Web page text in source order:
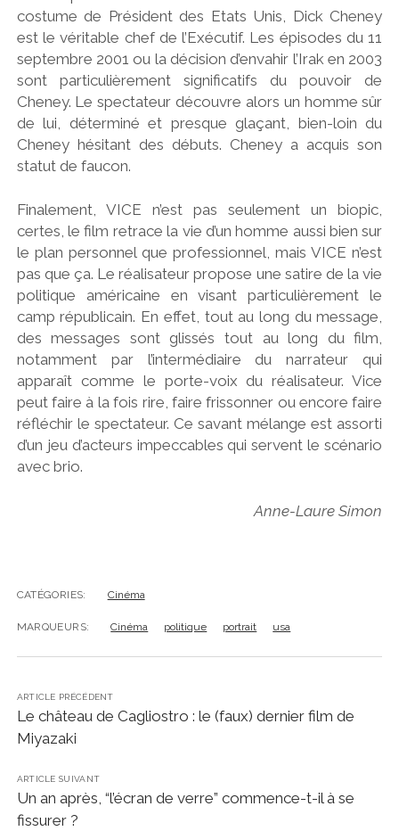
costume de Président des Etats Unis, Dick Cheney
est le véritable chef de l’Exécutif. Les épisodes du 11
septembre 2001 ou la décision d’envahir l’Irak en 2003
sont particulièrement significatifs du pouvoir de
Cheney. Le spectateur découvre alors un homme sûr
de lui, déterminé et presque glaçant, bien-loin du
Cheney hésitant des débuts. Cheney a acquis son
statut de faucon.
Finalement, VICE n’est pas seulement un biopic,
certes, le film retrace la vie d’un homme aussi bien sur
le plan personnel que professionnel, mais VICE n’est
pas que ça. Le réalisateur propose une satire de la vie
politique américaine en visant particulièrement le
camp républicain. En effet, tout au long du message,
des messages sont glissés tout au long du film,
notamment par l’intermédiaire du narrateur qui
apparaît comme le porte-voix du réalisateur. Vice
peut faire à la fois rire, faire frissonner ou encore faire
réfléchir le spectateur. Ce savant mélange est assorti
d’un jeu d’acteurs impeccables qui servent le scénario
avec brio.
Anne-Laure Simon
CATÉGORIES: Cinéma
MARQUEURS: Cinéma politique portrait usa
ARTICLE PRÉCÉDENT
Le château de Cagliostro : le (faux) dernier film de
Miyazaki
ARTICLE SUIVANT
Un an après, “l’écran de verre” commence-t-il à se
fissurer ?